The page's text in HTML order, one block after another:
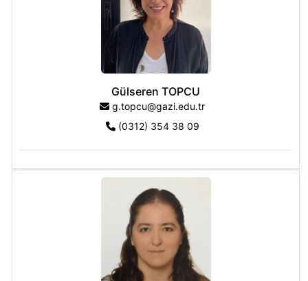
Gülseren TOPCU
g.topcu@gazi.edu.tr
(0312) 354 38 09